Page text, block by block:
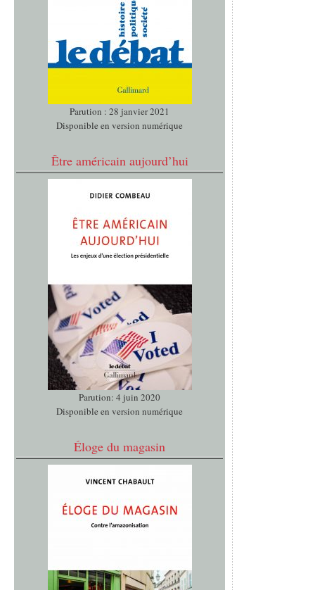
Parution : 28 janvier 2021
Disponible en version numérique
Être américain aujourd’hui
Parution: 4 juin 2020
Disponible en version numérique
Éloge du magasin